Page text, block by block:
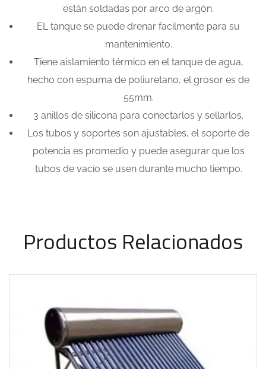
están soldadas por arco de argón.
EL tanque se puede drenar facilmente para su
mantenimiento.
Tiene aislamiento térmico en el tanque de agua,
hecho con espuma de poliuretano, el grosor es de
55mm.
3 anillos de silicona para conectarlos y sellarlos.
Los tubos y soportes son ajustables, el soporte de
potencia es promedio y puede asegurar que los
tubos de vacío se usen durante mucho tiempo.
Productos Relacionados